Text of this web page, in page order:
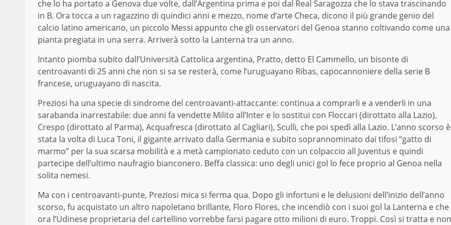
che lo ha portato a Genova due volte, dall’Argentina prima e poi dal Real Saragozza che lo stava trascinando
in B. Ora tocca a un ragazzino di quindici anni e mezzo, nome d’arte Checa, dicono il più grande genio del
calcio latino americano, un piccolo Messi appunto che gli osservatori del Genoa stanno coltivando come una
pianta pregiata in una serra. Arriverà sotto la Lanterna tra un anno.
Intanto piomba subito dall’Università Cattolica argentina, Pratto, detto El Cammello, un bisonte di
centroavanti di 25 anni che non si sa se resterà, come l’uruguayano Ribas, capocannoniere della serie B
francese, uruguayano di nascita.
Preziosi ha una specie di sindrome del centroavanti-attaccante: continua a comprarli e a venderli in una
sarabanda inarrestabile: due anni fa vendette Milito all’Inter e lo sostitui con Floccari (dirottato alla Lazio),
Crespo (dirottato al Parma), Acquafresca (dirottato al Cagliari), Sculli, che poi spedì alla Lazio. L’anno scorso è
stata la volta di Luca Toni, il gigante arrivato dalla Germania e subito soprannominato dai tifosi “gatto di
marmo” per la sua scarsa mobilità e a metà campionato ceduto con un colpaccio all Juventus e quindi
partecipe dell’ultimo naufragio bianconero. Beffa classica: uno degli unici gol lo fece proprio al Genoa nella
solita nemesi.
Ma con i centroavanti-punte, Preziosi mica si ferma qua. Dopo gli infortuni e le delusioni dell’inizio dell’anno
scorso, fu acquistato un altro napoletano brillante, Floro Flores, che incendiò con i suoi gol la Lanterna e che
ora l’Udinese proprietaria del cartellino vorrebbe farsi pagare otto milioni di euro. Troppi. Così si tratta e non